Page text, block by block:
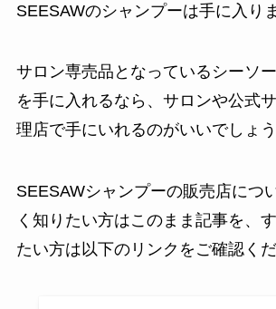
SEESAWのシャンプーは手に入り
サロン専売品となっているシーソ
を手に入れるなら、サロンや公式
理店で手にいれるのがいいでしょう
SEESAWシャンプーの販売店につ
く知りたい方はこのまま記事を、
たい方は以下のリンクをご確認くだ